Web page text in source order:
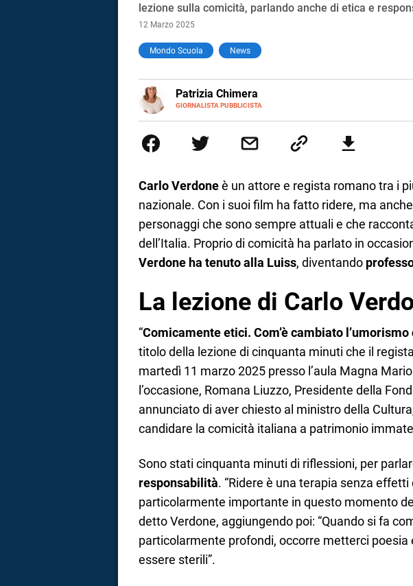
lezione sulla comicità, parlando anche di etica e
12 Marzo 2025
Mondo Scuola News
Patrizia Chimera
GIORNALISTA PUBBLICISTA
E-
MAIL
LINKEDIN
comunicazione specializzandosi nella scrittura di
Carlo Verdoneè un attore e regista romano tra i
nazionale. Con i suoi film ha fatto ridere, ma
personaggi che sono sempre attuali e che
dell’Italia. Proprio di comicità ha parlato in
Verdone ha tenuto alla Luiss, diventando
La lezione di Carlo
“Comicamente etici. Com’è cambiato
titolo della lezione di cinquanta minuti che il
martedì 11 marzo 2025 presso l’aula Magna
l’occasione, Romana Liuzzo, Presidente della
annunciato di aver chiesto al ministro della
candidare la comicità italiana a patrimonio
Sono stati cinquanta minuti di riflessioni, per
responsabilità. “Ridere è una terapia senza
particolarmente importante in questo momento
detto Verdone, aggiungendo poi: “Quando si fa
particolarmente profondi, occorre metterci poesia
essere sterili”.